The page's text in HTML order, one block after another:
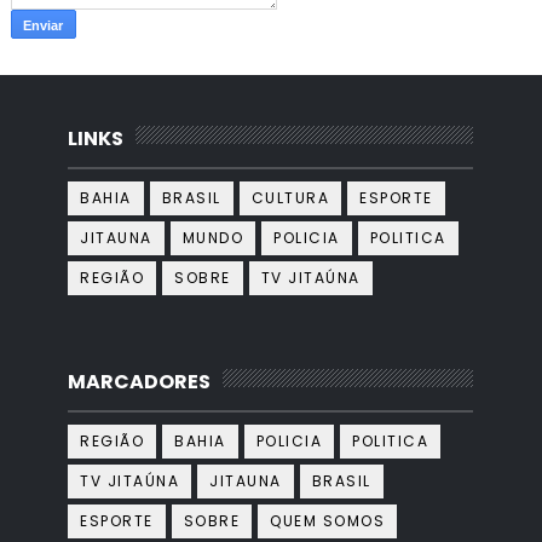
LINKS
BAHIA BRASIL CULTURA
ESPORTE
JITAUNA
MUNDO POLICIA
POLITICA
REGIÃO
SOBRE TV JITAÚNA
MARCADORES
REGIÃO BAHIA POLICIA
POLITICA
TV JITAÚNA
JITAUNA
BRASIL
ESPORTE
SOBRE QUEM SOMOS